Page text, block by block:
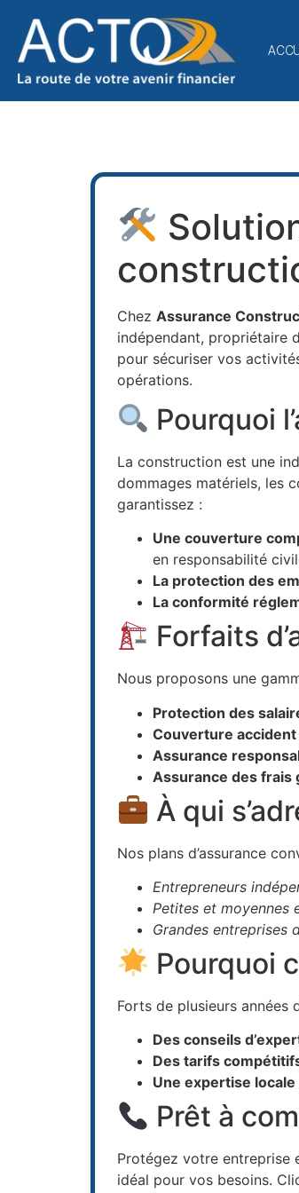
Chez Assurance
indépendant, propriétaire
pour sécuriser vos
opérations.
Pourquoi
La construction est une
dommages matériels, les
garantissez :
Une couverture
en responsabilité
La protection des
La conformité
Forfaits
Nous proposons une
Protection des
Couverture accident
Assurance
Assurance des frais
À qui
Nos plans d’assurance
Entrepreneurs
Petites et moyennes
Grandes entreprises
Pourquoi
Forts de plusieurs années
Des conseils
Des tarifs
Une expertise locale
Prêt à
Protégez votre entreprise
idéal pour vos besoins.